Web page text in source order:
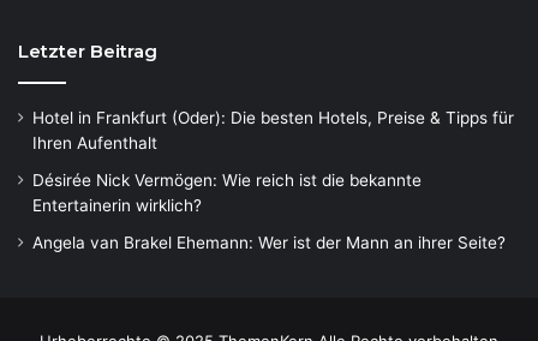
Letzter Beitrag
Hotel in Frankfurt (Oder): Die besten Hotels, Preise & Tipps für
Ihren Aufenthalt
Désirée Nick Vermögen: Wie reich ist die bekannte
Entertainerin wirklich?
Angela van Brakel Ehemann: Wer ist der Mann an ihrer Seite?